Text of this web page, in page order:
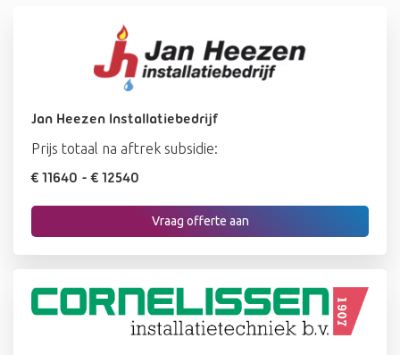
Jan Heezen Installatiebedrijf
Prijs totaal na aftrek subsidie:
€ 11640 - € 12540
Vraag offerte aan